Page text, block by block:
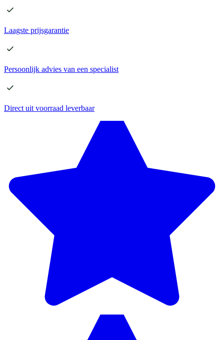
Laagste prijsgarantie
Persoonlijk advies van een specialist
Direct uit voorraad leverbaar